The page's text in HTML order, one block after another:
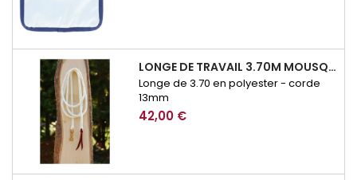
LONGE DE TRAVAIL 3.70M MOUSQUETON SECURITE BROCKAMP
Longe de 3.70 en polyester - corde
13mm
42,00 €